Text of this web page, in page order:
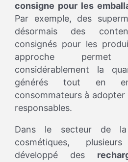
consigne pour les
Par exemple, des
désormais des
consignés pour les
approche
considérablement la
générés tout en
consommateurs à adopter
responsables.
Dans le secteur de
cosmétiques,
développé des